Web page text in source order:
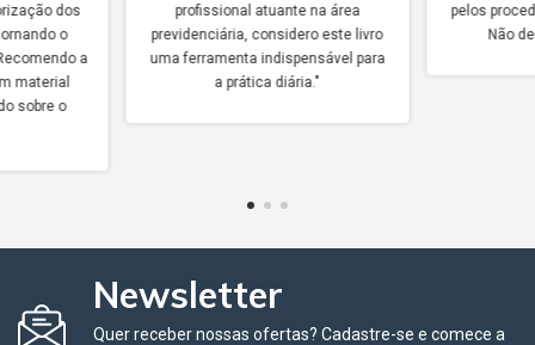
dos
o
a
material
sobre o
profissional atuante na área
previdenciária, considero este livro
uma ferramenta indispensável para
a prática diária."
pelos
Não
Newsletter
Quer receber nossas ofertas? Cadastre-se e comece a